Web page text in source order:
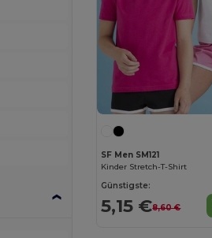
SF Men SM121
Kinder Stretch-T-Shirt
Günstigste:
5,15 €8,60 €